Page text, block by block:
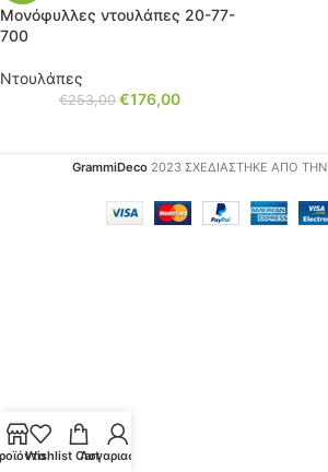
Μονόφυλλες ντουλάπες 20-77-
700
Ντουλάπες
€253,00 €176,00
GrammiDeco 2023 ΣΧΕΔΙΑΣΤΗΚΕ ΑΠΟ ΤΗΝ
Wishlist Cart
Λογαριασμός